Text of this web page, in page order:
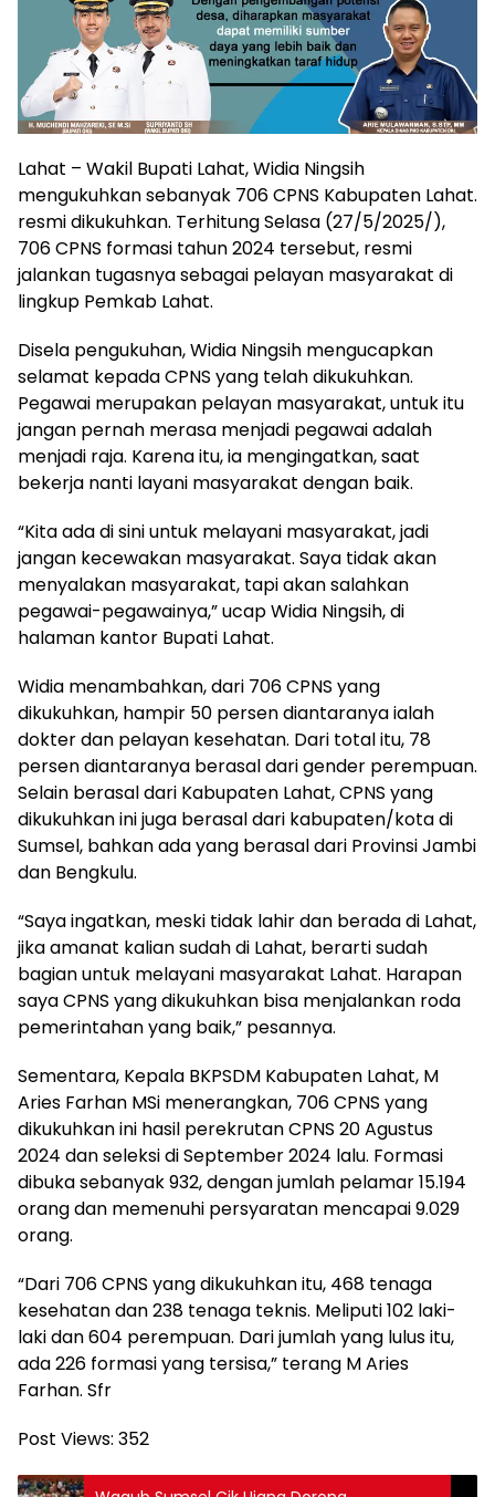
Lahat – Wakil Bupati Lahat, Widia Ningsih
mengukuhkan sebanyak 706 CPNS Kabupaten Lahat.
resmi dikukuhkan. Terhitung Selasa (27/5/2025/),
706 CPNS formasi tahun 2024 tersebut, resmi
jalankan tugasnya sebagai pelayan masyarakat di
lingkup Pemkab Lahat.
Disela pengukuhan, Widia Ningsih mengucapkan
selamat kepada CPNS yang telah dikukuhkan.
Pegawai merupakan pelayan masyarakat, untuk itu
jangan pernah merasa menjadi pegawai adalah
menjadi raja. Karena itu, ia mengingatkan, saat
bekerja nanti layani masyarakat dengan baik.
“Kita ada di sini untuk melayani masyarakat, jadi
jangan kecewakan masyarakat. Saya tidak akan
menyalakan masyarakat, tapi akan salahkan
pegawai-pegawainya,” ucap Widia Ningsih, di
halaman kantor Bupati Lahat.
Widia menambahkan, dari 706 CPNS yang
dikukuhkan, hampir 50 persen diantaranya ialah
dokter dan pelayan kesehatan. Dari total itu, 78
persen diantaranya berasal dari gender perempuan.
Selain berasal dari Kabupaten Lahat, CPNS yang
dikukuhkan ini juga berasal dari kabupaten/kota di
Sumsel, bahkan ada yang berasal dari Provinsi Jambi
dan Bengkulu.
“Saya ingatkan, meski tidak lahir dan berada di Lahat,
jika amanat kalian sudah di Lahat, berarti sudah
bagian untuk melayani masyarakat Lahat. Harapan
saya CPNS yang dikukuhkan bisa menjalankan roda
pemerintahan yang baik,” pesannya.
Sementara, Kepala BKPSDM Kabupaten Lahat, M
Aries Farhan MSi menerangkan, 706 CPNS yang
dikukuhkan ini hasil perekrutan CPNS 20 Agustus
2024 dan seleksi di September 2024 lalu. Formasi
dibuka sebanyak 932, dengan jumlah pelamar 15.194
orang dan memenuhi persyaratan mencapai 9.029
orang.
“Dari 706 CPNS yang dikukuhkan itu, 468 tenaga
kesehatan dan 238 tenaga teknis. Meliputi 102 laki-
laki dan 604 perempuan. Dari jumlah yang lulus itu,
ada 226 formasi yang tersisa,” terang M Aries
Farhan. Sfr
Post Views: 352